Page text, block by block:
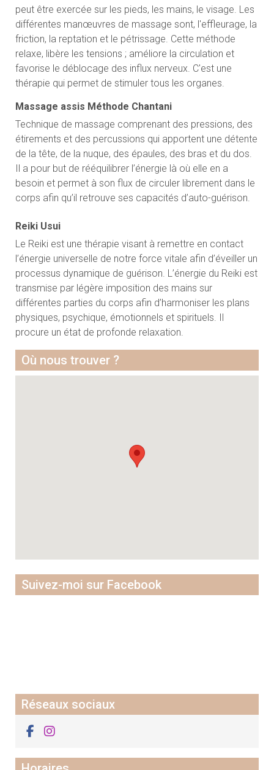
peut être exercée sur les pieds, les mains, le visage. Les
différentes manœuvres de massage sont, l'effleurage, la
friction, la reptation et le pétrissage. Cette méthode
relaxe, libère les tensions ; améliore la circulation et
favorise le déblocage des influx nerveux. C'est une
thérapie qui permet de stimuler tous les organes.
Massage assis Méthode Chantani
Technique de massage comprenant des pressions, des
étirements et des percussions qui apportent une détente
de la tête, de la nuque, des épaules, des bras et du dos.
Il a pour but de rééquilibrer l’énergie là où elle en a
besoin et permet à son flux de circuler librement dans le
corps afin qu’il retrouve ses capacités d’auto-guérison.
Reiki Usui
Le Reiki est une thérapie visant à remettre en contact
l’énergie universelle de notre force vitale afin d’éveiller un
processus dynamique de guérison. L’énergie du Reiki est
transmise par légère imposition des mains sur
différentes parties du corps afin d’harmoniser les plans
physiques, psychique, émotionnels et spirituels. Il
procure un état de profonde relaxation.
Où nous trouver ?
Suivez-moi sur Facebook
Réseaux sociaux